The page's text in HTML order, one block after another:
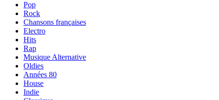
Pop
Rock
Chansons françaises
Electro
Hits
Rap
Musique Alternative
Oldies
Années 80
House
Indie